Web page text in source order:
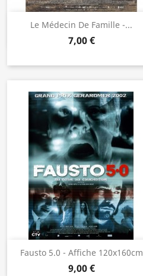
Le Médecin De Famille -...
7,00 €
Aperçu rapide
Fausto 5.0 - Affiche 120x160cm
9,00 €
Aperçu rapide